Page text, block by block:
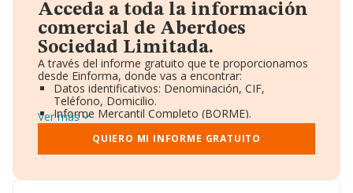
Acceda a toda la información
comercial de Aberdoes
Sociedad Limitada.
A través del informe gratuito que te proporcionamos
desde Einforma, donde vas a encontrar:
Datos identificativos: Denominación, CIF,
Teléfono, Domicilio.
Informe Mercantil Completo (BORME).
Gráficos de Evolución Ventas y Empleados.
Consejo de Administración y Administradores.
Directivos y Ejecutivos.
Ver más
QUIERO MI INFORME GRATUITO